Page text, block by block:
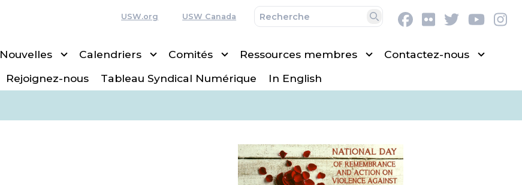
USW.org USW Canada
Recherche
Facebook
Flickr Twitter
Nouvelles Calendriers Comités Ressources membres
Contactez-nous
Rejoignez-nous Tableau Syndical Numérique In English